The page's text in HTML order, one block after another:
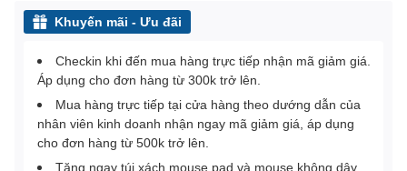
Khuyến mãi - Ưu đãi
Checkin khi đến mua hàng trực tiếp nhận mã giảm giá.
Áp dụng cho đơn hàng từ 300k trở lên.
Mua hàng trực tiếp tại cửa hàng theo dướng dẫn của
nhân viên kinh doanh nhận ngay mã giảm giá, áp dụng
cho đơn hàng từ 500k trở lên.
Tặng ngay túi xách,mouse pad và mouse không dây